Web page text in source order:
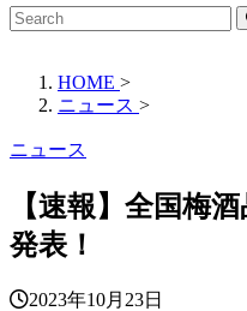
HOME >
ニュース >
ニュース
【速報】全国梅
発表！
2023年10月23日